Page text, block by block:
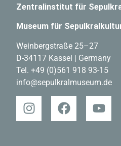
Zentralinstitut für
Museum für
Weinbergstraße 25–27
D-34117 Kassel | Germany
Tel. +49 (0)561 918 93-15
info@sepulkralmuseum.de